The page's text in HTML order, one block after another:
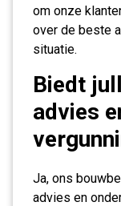
om onze
over de beste
situatie.
Biedt
advies
Ja, ons
advies en